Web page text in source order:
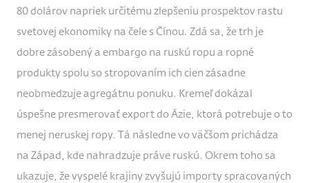
80 dolárov napriek určitému zlepšeniu prospektov rastu
svetovej ekonomiky na čele s Čínou. Zdá sa, že trh je
dobre zásobený a embargo na ruskú ropu a ropné
produkty spolu so stropovaním ich cien zásadne
neobmedzuje agregátnu ponuku. Kremeľ dokázal
úspešne presmerovať export do Ázie, ktorá potrebuje o to
menej neruskej ropy. Tá následne vo väčšom prichádza
na Západ, kde nahradzuje práve ruskú. Okrem toho sa
ukazuje, že vyspelé krajiny zvyšujú importy spracovaných